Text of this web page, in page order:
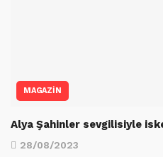
MAGAZİN
Alya Şahinler sevgilisiyle
28/08/2023